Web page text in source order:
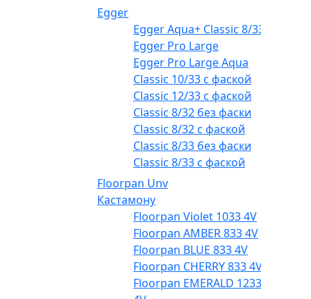
Egger
Egger Aqua+ Classic 8/33
Egger Pro Large
Egger Pro Large Aqua
Classic 10/33 с фаской
Classic 12/33 с фаской
Classic 8/32 без фаски
Classic 8/32 с фаской
Classic 8/33 без фаски
Classic 8/33 с фаской
Floorpan Unv
Кастамону
Floorpan Violet 1033 4V
Floorpan AMBER 833 4V
Floorpan BLUE 833 4V
Floorpan CHERRY 833 4V
Floorpan EMERALD 1233